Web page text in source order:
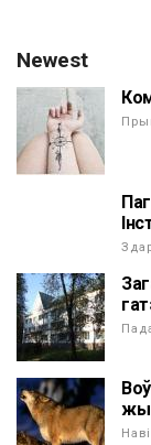
Newest